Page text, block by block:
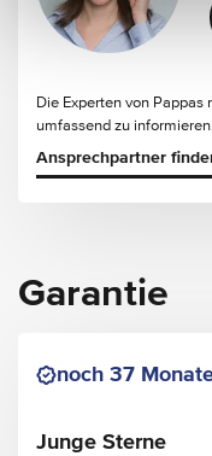
Die Experten von
umfassend zu informieren.
Ansprechpartner
Garantie
noch 37
Junge Sterne